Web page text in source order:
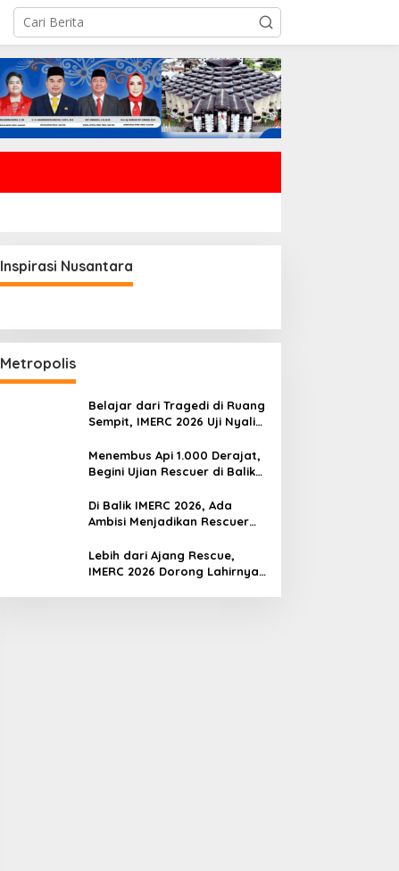
Inspirasi Nusantara
Metropolis
Belajar dari Tragedi di Ruang
Sempit, IMERC 2026 Uji Nyali
Menembus Api 1.000 Derajat,
Begini Ujian Rescuer di Balik
Di Balik IMERC 2026, Ada
Ambisi Menjadikan Rescuer
Lebih dari Ajang Rescue,
IMERC 2026 Dorong Lahirnya